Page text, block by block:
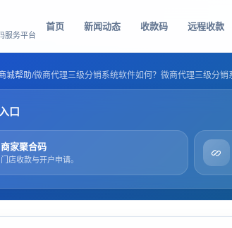
服务平台
首页 新闻动态 收款码 远程收款
城帮助/微商代理三级分销系统软件如何？微商代理三级分销
口
商家聚合码
门店收款与开户申请。